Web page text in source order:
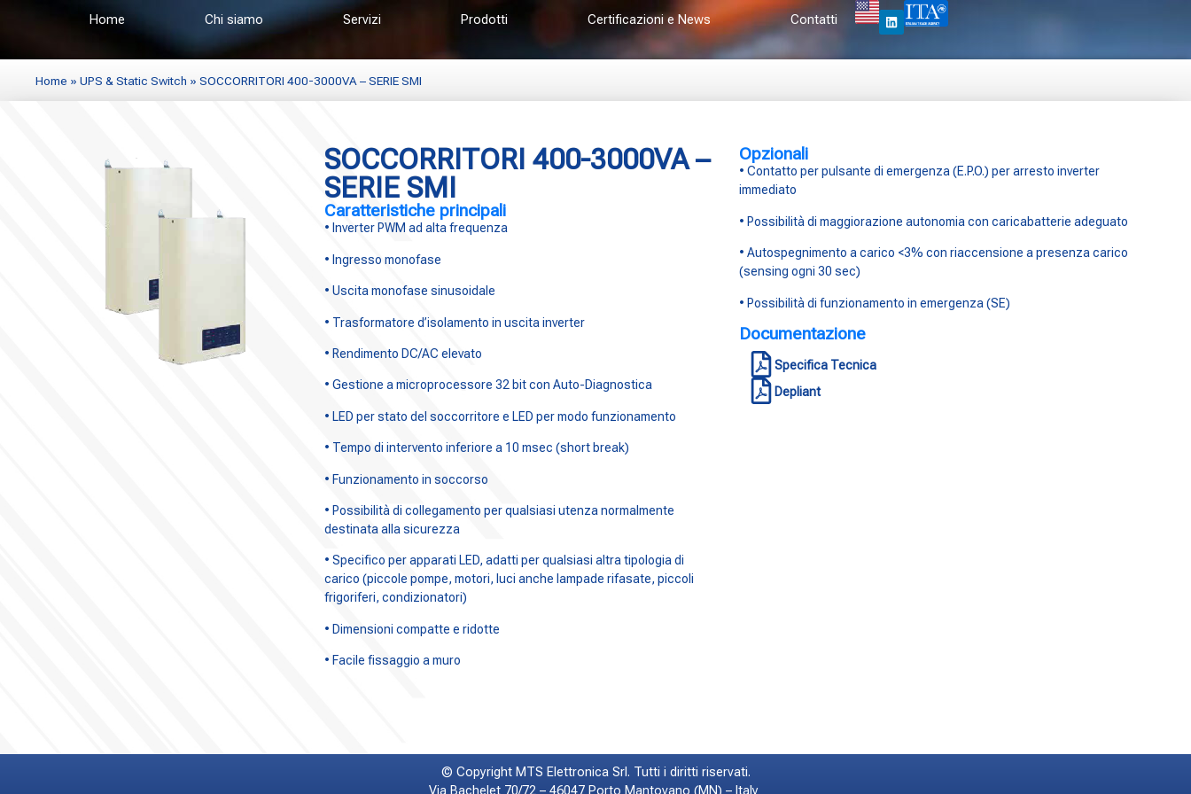
Home Chi siamo Servizi Prodotti Certificazioni e News Contatti
Home »UPS & Static Switch »SOCCORRITORI 400-3000VA – SERIE SMI
SOCCORRITORI 400-3000VA –
SERIE SMI
Caratteristiche principali
• Inverter PWM ad alta frequenza
• Ingresso monofase
• Uscita monofase sinusoidale
• Trasformatore d’isolamento in uscita inverter
• Rendimento DC/AC elevato
• Gestione a microprocessore 32 bit con Auto-Diagnostica
• LED per stato del soccorritore e LED per modo funzionamento
• Tempo di intervento inferiore a 10 msec (short break)
• Funzionamento in soccorso
• Possibilità di collegamento per qualsiasi utenza normalmente
destinata alla sicurezza
• Specifico per apparati LED, adatti per qualsiasi altra tipologia di
carico (piccole pompe, motori, luci anche lampade rifasate, piccoli
frigoriferi, condizionatori)
• Dimensioni compatte e ridotte
• Facile fissaggio a muro
Opzionali
• Contatto per pulsante di emergenza (E.P.O.) per arresto inverter
immediato
• Possibilità di maggiorazione autonomia con caricabatterie adeguato
• Autospegnimento a carico <3% con riaccensione a presenza carico
(sensing ogni 30 sec)
• Possibilità di funzionamento in emergenza (SE)
Documentazione
Specifica Tecnica
Depliant
© Copyright MTS Elettronica Srl. Tutti i diritti riservati.